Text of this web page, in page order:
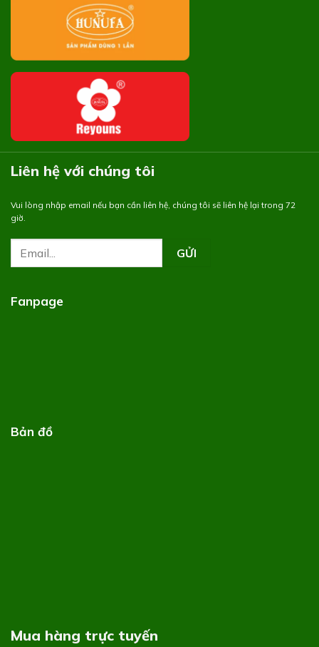
Liên hệ với chúng tôi
Vui lòng nhập email nếu bạn cần liên hệ, chúng tôi sẽ liên hệ lại trong 72
giờ.
Fanpage
Bản đồ
Mua hàng trực tuyến